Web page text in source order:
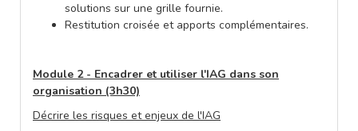
solutions sur une grille fournie.
Restitution croisée et apports complémentaires.
Module 2 - Encadrer et utiliser l'IAG dans son
organisation (3h30)
Décrire les risques et enjeux de l'IAG